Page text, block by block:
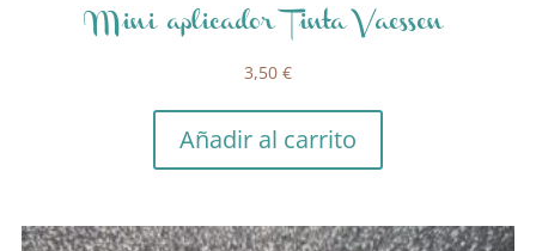
Mini aplicador Tinta Vaessen
3,50 €
Añadir al carrito